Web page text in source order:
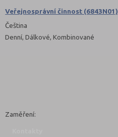
Veřejnosprávní činnost (6843N01)
Čeština
Denní, Dálkové, Kombinované
Zaměření: